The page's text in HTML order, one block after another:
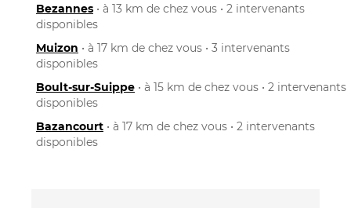
Bezannes • à 13 km de chez vous • 2 intervenants
disponibles
Muizon • à 17 km de chez vous • 3 intervenants
disponibles
Boult-sur-Suippe • à 15 km de chez vous • 2 intervenants
disponibles
Bazancourt • à 17 km de chez vous • 2 intervenants
disponibles